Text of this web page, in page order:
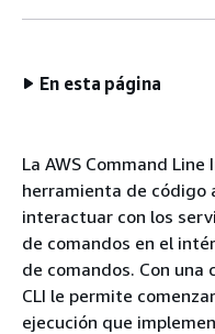
En esta página
La AWS Command Line
herramienta de código
interactuar con los
de comandos en el
de comandos. Con una
CLI le permite
ejecución que